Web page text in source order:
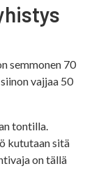
semmonen 70
vajjaa 50
tontilla.
kututaan sitä
on tällä